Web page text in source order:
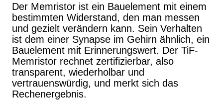
Der Memristor ist ein Bauelement mit einem
bestimmten Widerstand, den man messen
und gezielt verändern kann. Sein Verhalten
ist dem einer Synapse im Gehirn ähnlich, ein
Bauelement mit Erinnerungswert. Der TiF-
Memristor rechnet zertifizierbar, also
transparent, wiederholbar und
vertrauenswürdig, und merkt sich das
Rechenergebnis.